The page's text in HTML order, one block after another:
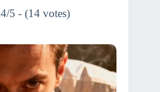
4/5 - (14 votes)